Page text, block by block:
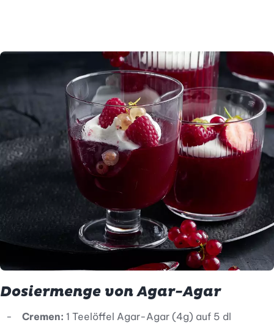
Dosiermenge von Agar-Agar
Cremen: 1 Teelöffel Agar-Agar (4g) auf 5 dl